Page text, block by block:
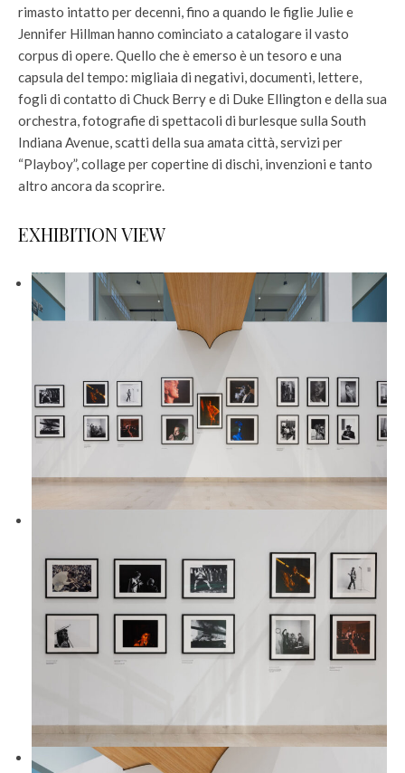
rimasto intatto per decenni, fino a quando le figlie Julie e
Jennifer Hillman hanno cominciato a catalogare il vasto
corpus di opere. Quello che è emerso è un tesoro e una
capsula del tempo: migliaia di negativi, documenti, lettere,
fogli di contatto di Chuck Berry e di Duke Ellington e della sua
orchestra, fotografie di spettacoli di burlesque sulla South
Indiana Avenue, scatti della sua amata città, servizi per
“Playboy”, collage per copertine di dischi, invenzioni e tanto
altro ancora da scoprire.
EXHIBITION VIEW